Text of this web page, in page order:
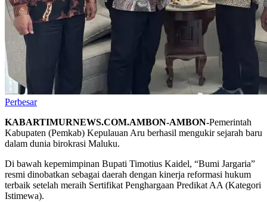
Perbesar
KABARTIMURNEWS.COM.AMBON-AMBON-Pemerintah
Kabupaten (Pemkab) Kepulauan Aru berhasil mengukir sejarah baru
dalam dunia birokrasi Maluku.
Di bawah kepemimpinan Bupati Timotius Kaidel, “Bumi Jargaria”
resmi dinobatkan sebagai daerah dengan kinerja reformasi hukum
terbaik setelah meraih Sertifikat Penghargaan Predikat AA (Kategori
Istimewa).